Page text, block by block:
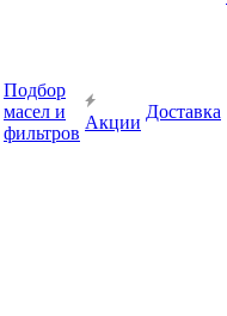
Подбор
масел и
фильтров
Акции
Доставка